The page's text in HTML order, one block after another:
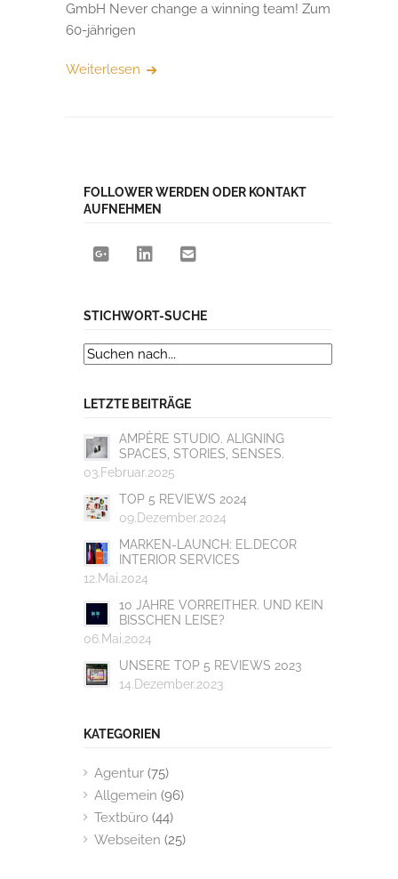
GmbH Never change a winning team! Zum
60-jährigen
Weiterlesen
FOLLOWER WERDEN ODER KONTAKT
AUFNEHMEN
STICHWORT-SUCHE
LETZTE BEITRÄGE
AMPÈRE STUDIO. ALIGNING
SPACES, STORIES, SENSES.
03.Februar.2025
TOP 5 REVIEWS 2024
09.Dezember.2024
MARKEN-LAUNCH: EL.DECOR
INTERIOR SERVICES
12.Mai.2024
10 JAHRE VORREITHER. UND KEIN
BISSCHEN LEISE?
06.Mai.2024
UNSERE TOP 5 REVIEWS 2023
14.Dezember.2023
KATEGORIEN
Agentur (75)
Allgemein (96)
Textbüro (44)
Webseiten (25)